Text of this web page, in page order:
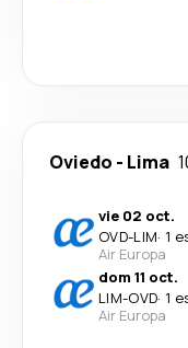
Oviedo - Lima
vie 02 oct.
OVD-LIM· 1
Air Europa
dom 11 oct.
LIM-OVD· 1
Air Europa